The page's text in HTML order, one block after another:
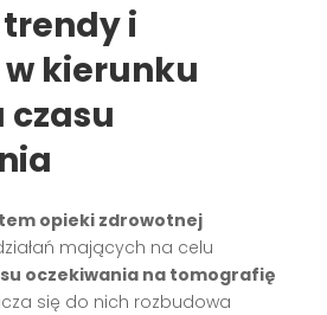
i
kierunku
czasu
opieki zdrowotnej
mających na celu
oczekiwania na tomografię
się do nich rozbudowa